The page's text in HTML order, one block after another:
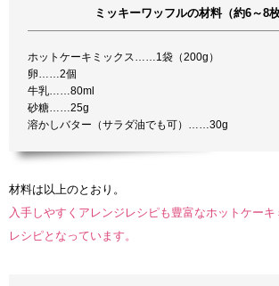
ミッキーワッフルの材料（約6～8枚
ホットケーキミックス……1袋（200g）
卵……2個
牛乳……80ml
砂糖……25g
溶かしバター（サラダ油でも可）……30g
材料は以上のとおり。
入手しやすくアレンジレシピも豊富なホットケー
レシピとなっています。